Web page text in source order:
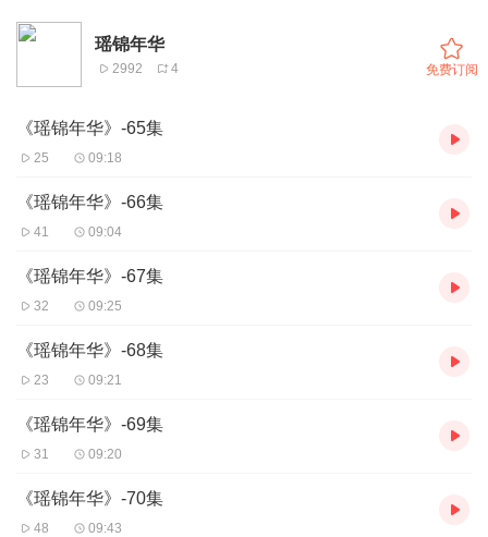
瑶锦年华
2992 4 免费订阅
《瑶锦年华》-65集
25 09:18
《瑶锦年华》-66集
41 09:04
《瑶锦年华》-67集
32 09:25
《瑶锦年华》-68集
23 09:21
《瑶锦年华》-69集
31 09:20
《瑶锦年华》-70集
48 09:43